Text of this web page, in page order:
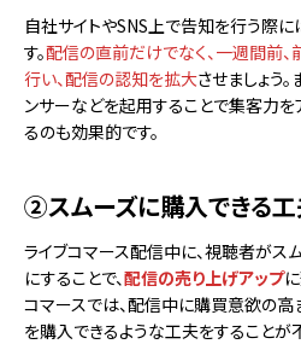
自社サイトやSNS上で告知を行う際に
す。配信の直前だけでなく、一週間前、
行い、配信の認知を拡大させましょう
ンサーなどを起用することで集客力を
るのも効果的です。
②スムーズに購入できる工
ライブコマース配信中に、視聴者がス
にすることで、配信の売り上げアップ
コマースでは、配信中に購買意欲の
を購入できるような工夫をすることが